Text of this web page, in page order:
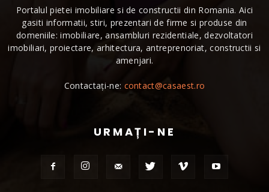
Portalul pietei imobiliare si de constructii din Romania. Aici
gasiti informatii, stiri, prezentari de firme si produse din
domeniile: imobiliare, ansambluri rezidentiale, dezvoltatori
imobiliari, proiectare, arhitectura, antreprenoriat, constructii si
amenjari.
Contactați-ne: contact@casaest.ro
URMAȚI-NE